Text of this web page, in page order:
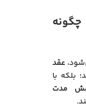
عقد
بلکه با
مدت